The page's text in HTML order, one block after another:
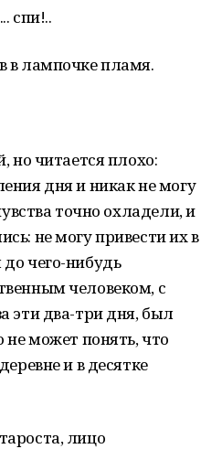
спи!..
в лампочке пламя.
но читается плохо:
дня и никак не могу
точно охладели, и
не могу привести их в
чего-нибудь
человеком, с
эти два-три дня, был
может понять, что
и в десятке
лицо